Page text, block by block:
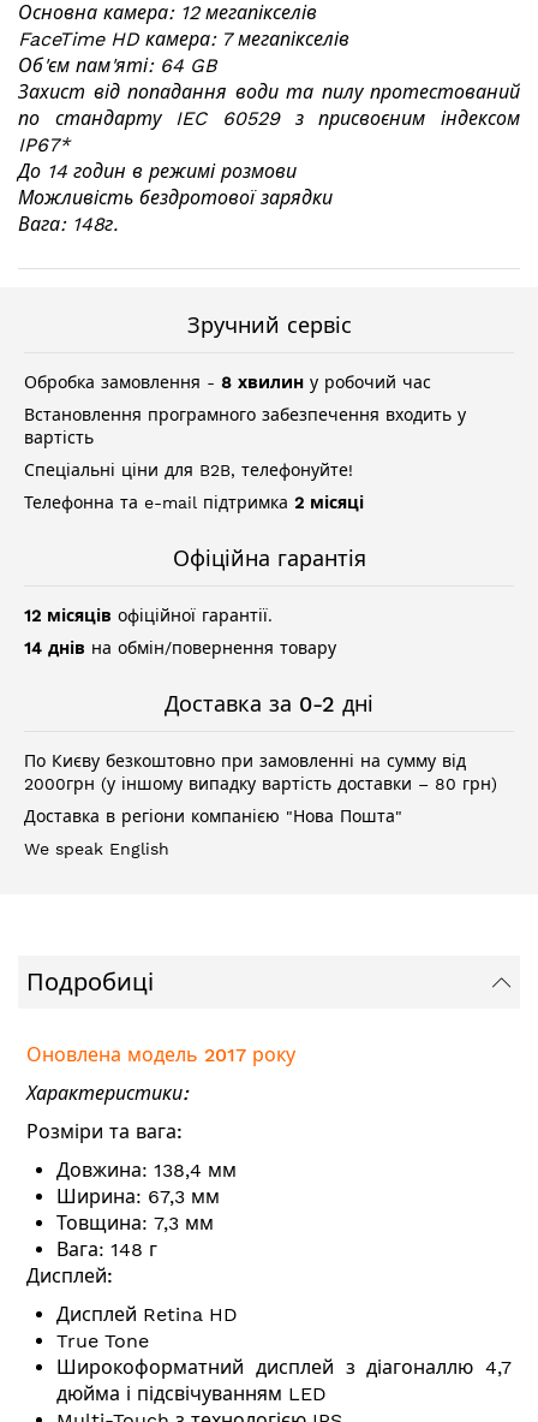
Основна камера: 12 мегапікселів
FaceTime HD камера: 7 мегапікселів
Об'єм пам'яті: 64 GB
Захист від попадання води та пилу протестований
по стандарту IEC 60529 з присвоєним індексом
IP67*
До 14 годин в режимі розмови
Можливість бездротової зарядки
Вага: 148г.
Зручний сервіс
Обробка замовлення - 8 хвилин у робочий час
Встановлення програмного забезпечення входить у
вартість
Спеціальні ціни для B2B, телефонуйте!
Телефонна та e-mail підтримка 2 місяці
Офіційна гарантія
12 місяців офіційної гарантії.
14 днів на обмін/повернення товару
Доставка за 0-2 дні
По Києву безкоштовно при замовленні на сумму від
2000грн (у іншому випадку вартість доставки – 80 грн)
Доставка в регіони компанією "Нова Пошта"
We speak English
Подробиці
Оновлена модель 2017 року
Характеристики:
Розміри та вага:
Довжина: 138,4 мм
Ширина: 67,3 мм
Товщина: 7,3 мм
Вага: 148 г
Дисплей:
Дисплей Retina HD
True Tone
Широкоформатний дисплей з діагоналлю 4,7
дюйма і підсвічуванням LED